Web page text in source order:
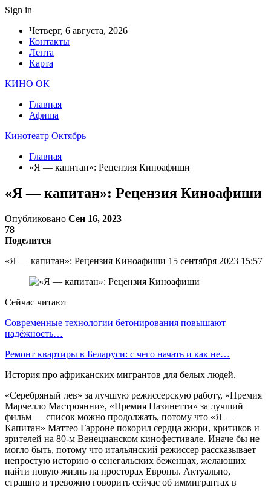
Sign in
Четверг, 6 августа, 2026
Контакты
Лента
Карта
КИНО ОК
Главная
Афиша
Кинотеатр Октябрь
Главная
«Я — капитан»: Рецензия Киноафиши
«Я — капитан»: Рецензия Киноафиши
Опубликовано Сен 16, 2023
78
Поделится
«Я — капитан»: Рецензия Киноафиши 15 сентября 2023 15:57
Сейчас читают
Современные технологии бетонирования повышают
надёжность…
Ремонт квартиры в Беларуси: с чего начать и как не…
История про африканских мигрантов для белых людей.
«Серебряный лев» за лучшую режиссерскую работу, «Премия
Марчелло Мастроянни», «Премия Пазинетти» за лучший
фильм — список можно продолжать, потому что «Я —
Капитан» Маттео Гарроне покорил сердца жюри, критиков и
зрителей на 80-м Венецианском кинофестивале. Иначе бы не
могло быть, потому что итальянский режиссер рассказывает
непростую историю о сенегальских беженцах, желающих
найти новую жизнь на просторах Европы. Актуально,
страшно и тревожно говорить сейчас об иммигрантах в